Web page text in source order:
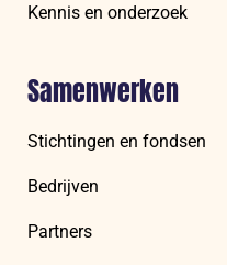
Kennis en onderzoek
Samenwerken
Stichtingen en fondsen
Bedrijven
Partners